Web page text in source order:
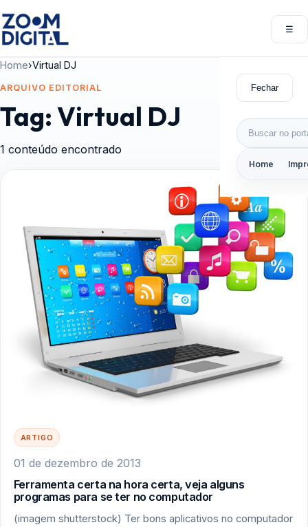
☰
Fechar
Buscar por:
Home
Home›Virtual DJ
ARQUIVO EDITORIAL
Tag:Virtual DJ
1 conteúdo encontrado
ARTIGO
01 de dezembro de 2013
Ferramenta certa na hora certa, veja alguns
programas para se ter no computador
(imagem shutterstock) Ter bons aplicativos no computador